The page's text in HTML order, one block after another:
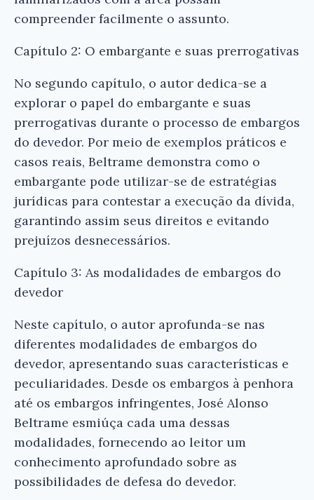
compreender facilmente o assunto.
Capítulo 2: O embargante e suas prerrogativas
No segundo capítulo, o autor dedica-se a
explorar o papel do embargante e suas
prerrogativas durante o processo de embargos
do devedor. Por meio de exemplos práticos e
casos reais, Beltrame demonstra como o
embargante pode utilizar-se de estratégias
jurídicas para contestar a execução da dívida,
garantindo assim seus direitos e evitando
prejuízos desnecessários.
Capítulo 3: As modalidades de embargos do
devedor
Neste capítulo, o autor aprofunda-se nas
diferentes modalidades de embargos do
devedor, apresentando suas características e
peculiaridades. Desde os embargos à penhora
até os embargos infringentes, José Alonso
Beltrame esmiúça cada uma dessas
modalidades, fornecendo ao leitor um
conhecimento aprofundado sobre as
possibilidades de defesa do devedor.